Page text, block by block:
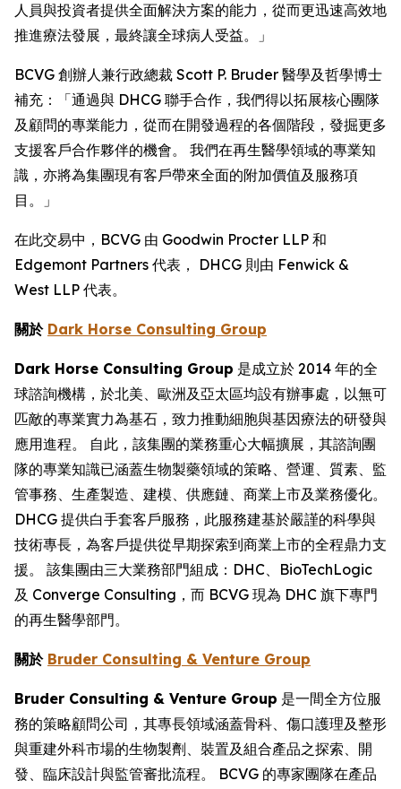
人員與投資者提供全面解決方案的能力，從而更迅速高效地
推進療法發展，最終讓全球病人受益。」
BCVG 創辦人兼行政總裁 Scott P. Bruder 醫學及哲學博士
補充：「通過與 DHCG 聯手合作，我們得以拓展核心團隊
及顧問的專業能力，從而在開發過程的各個階段，發掘更多
支援客戶合作夥伴的機會。 我們在再生醫學領域的專業知
識，亦將為集團現有客戶帶來全面的附加價值及服務項
目。」
在此交易中，BCVG 由 Goodwin Procter LLP 和
Edgemont Partners 代表， DHCG 則由 Fenwick &
West LLP 代表。
關於 Dark Horse Consulting Group
Dark Horse Consulting Group 是成立於 2014 年的全
球諮詢機構，於北美、歐洲及亞太區均設有辦事處，以無可
匹敵的專業實力為基石，致力推動細胞與基因療法的研發與
應用進程。 自此，該集團的業務重心大幅擴展，其諮詢團
隊的專業知識已涵蓋生物製藥領域的策略、營運、質素、監
管事務、生產製造、建模、供應鏈、商業上市及業務優化。
DHCG 提供白手套客戶服務，此服務建基於嚴謹的科學與
技術專長，為客戶提供從早期探索到商業上市的全程鼎力支
援。 該集團由三大業務部門組成：DHC、BioTechLogic
及 Converge Consulting，而 BCVG 現為 DHC 旗下專門
的再生醫學部門。
關於 Bruder Consulting & Venture Group
Bruder Consulting & Venture Group 是一間全方位服
務的策略顧問公司，其專長領域涵蓋骨科、傷口護理及整形
與重建外科市場的生物製劑、裝置及組合產品之探索、開
發、臨床設計與監管審批流程。 BCVG 的專家團隊在產品